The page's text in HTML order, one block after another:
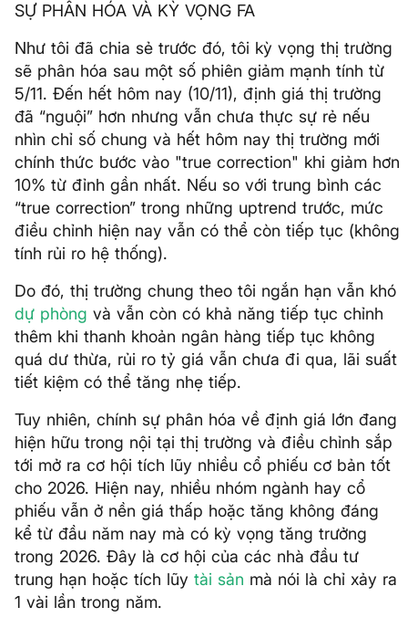
SỰ PHÂN HÓA VÀ KỲ VỌNG FA
Như tôi đã chia sẻ trước đó, tôi kỳ vọng thị trường
sẽ phân hóa sau một số phiên giảm mạnh tính từ
5/11. Đến hết hôm nay (10/11), định giá thị trường
đã “nguội” hơn nhưng vẫn chưa thực sự rẻ nếu
nhìn chỉ số chung và hết hôm nay thị trường mới
chính thức bước vào "true correction" khi giảm hơn
10% từ đỉnh gần nhất. Nếu so với trung bình các
“true correction” trong những uptrend trước, mức
điều chỉnh hiện nay vẫn có thể còn tiếp tục (không
tính rủi ro hệ thống).
Do đó, thị trường chung theo tôi ngắn hạn vẫn khó
dự phòng và vẫn còn có khả năng tiếp tục chỉnh
thêm khi thanh khoản ngân hàng tiếp tục không
quá dư thừa, rủi ro tỷ giá vẫn chưa đi qua, lãi suất
tiết kiệm có thể tăng nhẹ tiếp.
Tuy nhiên, chính sự phân hóa về định giá lớn đang
hiện hữu trong nội tại thị trường và điều chỉnh sắp
tới mở ra cơ hội tích lũy nhiều cổ phiếu cơ bản tốt
cho 2026. Hiện nay, nhiều nhóm ngành hay cổ
phiếu vẫn ở nền giá thấp hoặc tăng không đáng
kể từ đầu năm nay mà có kỳ vọng tăng trưởng
trong 2026. Đây là cơ hội của các nhà đầu tư
trung hạn hoặc tích lũy tài sản mà nói là chỉ xảy ra
1 vài lần trong năm.